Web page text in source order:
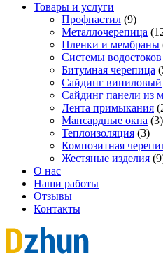
Товары и услуги
Профнастил (9)
Металлочерепица
Пленки и мембраны
Системы водостоков
Битумная черепица
Сайдинг виниловый
Сайдинг панели из
Лента примыкания
Мансардные окна (3)
Теплоизоляция (3)
Композитная
Жестяные изделия
О нас
Наши работы
Отзывы
Контакты